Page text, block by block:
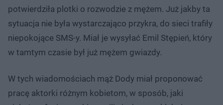
potwierdziła plotki o rozwodzie z mężem. Już jakby ta
sytuacja nie była wystarczająco przykra, do sieci trafiły
niepokojące SMS-y. Miał je wysyłać Emil Stępień, który
w tamtym czasie był już mężem gwiazdy.
W tych wiadomościach mąż Dody miał proponować
pracę aktorki różnym kobietom, w sposób, jaki